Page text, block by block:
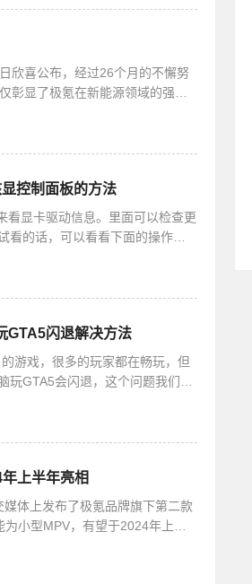
欣喜公布，经过26个月的不懈努
彰显了极氪在新能源领域的强劲
控制面板的方法
看显卡驱动信息。里面可以检查更
看的话，可以看看下面的操作方
GTA5闪退解决方法
游戏，很多的玩家都在畅玩，但
玩GTA5会闪退，这个问题我们怎
上半年亮相
体上发布了极氪品牌旗下第二款
小型MPV，有望于2024年上半